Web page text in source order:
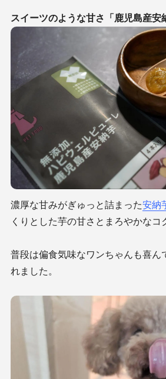
スイーツのような甘さ「鹿児島産安
濃厚な甘みがぎゅっと詰まった安納
くりとした芋の甘さとまろやかなコ
普段は偏食気味なワンちゃんも喜ん
れました。